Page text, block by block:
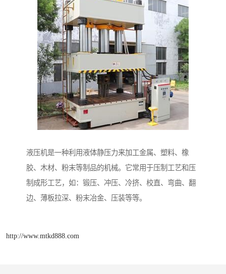
液压机是一种利用液体静压力来加工金属、塑料、橡
胶、木材、粉末等制品的机械。它常用于压制工艺和压
制成形工艺，如：锻压、冲压、冷挤、校直、弯曲、翻
边、薄板拉深、粉末冶金、压装等等。
http://www.mtkd888.com